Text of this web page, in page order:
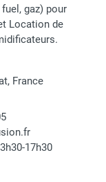
gaz) pour
Location de
France
17h30